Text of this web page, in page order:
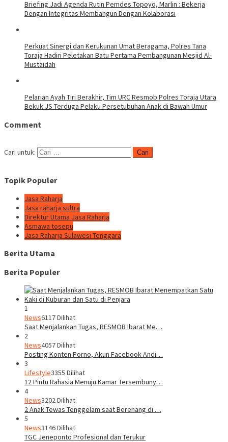
Briefing Jadi Agenda Rutin Pemdes Topoyo, Marlin : Bekerja
Dengan Integritas Membangun Dengan Kolaborasi
Perkuat Sinergi dan Kerukunan Umat Beragama, Polres Tana
Toraja Hadiri Peletakan Batu Pertama Pembangunan Mesjid Al-
Mustaidah
Pelarian Ayah Tiri Berakhir, Tim URC Resmob Polres Toraja Utara
Bekuk JS Terduga Pelaku Persetubuhan Anak di Bawah Umur
Comment
Cari untuk:
Topik Populer
Jasa Raharja
Jasa raharja sultra
Direktur Utama Jasa Raharja
Asmawa tosepu
Jasa Raharja Sulawesi Tenggara
Berita Utama
Berita Populer
1
News6117 Dilihat
Saat Menjalankan Tugas, RESMOB Ibarat Me…
2
News4057 Dilihat
Posting Konten Porno, Akun Facebook Andi…
3
Lifestyle3355 Dilihat
12 Pintu Rahasia Menuju Kamar Tersembuny…
4
News3202 Dilihat
2 Anak Tewas Tenggelam saat Berenang di …
5
News3146 Dilihat
TGC Jeneponto Profesional dan Terukur